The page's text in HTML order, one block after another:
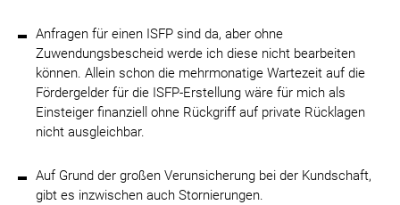
Anfragen für einen ISFP sind da, aber ohne
Zuwendungsbescheid werde ich diese nicht bearbeiten
können. Allein schon die mehrmonatige Wartezeit auf die
Fördergelder für die ISFP-Erstellung wäre für mich als
Einsteiger finanziell ohne Rückgriff auf private Rücklagen
nicht ausgleichbar.
Auf Grund der großen Verunsicherung bei der Kundschaft,
gibt es inzwischen auch Stornierungen.